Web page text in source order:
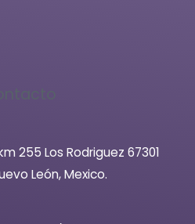
255 Los Rodriguez 67301
León, Mexico.